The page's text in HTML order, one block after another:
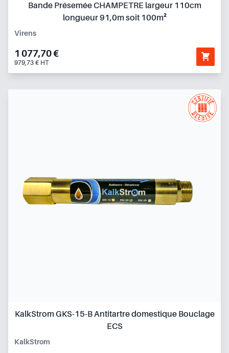
Bande Présemée CHAMPETRE largeur 110cm
longueur 91,0m soit 100m²
Virens
1 077,70 €
979,73 € HT
KalkStrom GKS-15-B Antitartre domestique Bouclage
ECS
KalkStrom